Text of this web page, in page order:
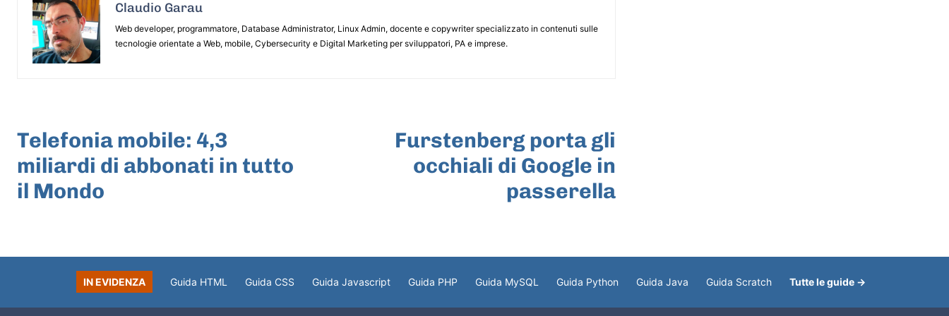
Claudio Garau
Web developer, programmatore, Database Administrator, Linux Admin, docente e copywriter specializzato in contenuti sulle
tecnologie orientate a Web, mobile, Cybersecurity e Digital Marketing per sviluppatori, PA e imprese.
Telefonia mobile: 4,3
miliardi di abbonati in tutto
il Mondo
Furstenberg porta gli
occhiali di Google in
passerella
IN EVIDENZA Guida HTML Guida CSS Guida Javascript Guida PHP Guida MySQL Guida Python Guida Java Guida Scratch Tutte le guide →